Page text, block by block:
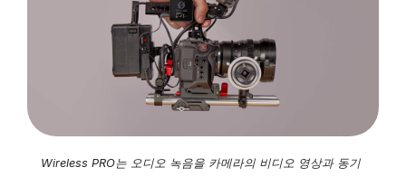
Wireless PRO는 오디오 녹음을 카메라의 비디오 영상과 동기